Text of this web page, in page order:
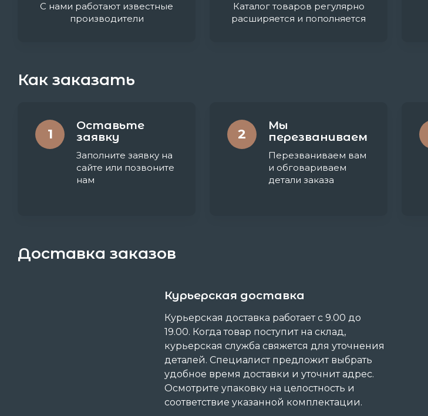
С нами работают известные
производители
Каталог товаров регулярно
расширяется и пополняется
Как заказать
1
Оставьте
заявку
Заполните заявку на
сайте или позвоните
нам
2
Мы
перезваниваем
Перезваниваем вам
и обговариваем
детали заказа
Доставка заказов
Курьерская доставка
Курьерская доставка работает с 9.00 до
19.00. Когда товар поступит на склад,
курьерская служба свяжется для уточнения
деталей. Специалист предложит выбрать
удобное время доставки и уточнит адрес.
Осмотрите упаковку на целостность и
соответствие указанной комплектации.